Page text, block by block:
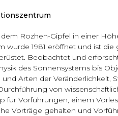
Rozhen-Gipfel in einer
1981 eröffnet und ist
Beobachtet und
des Sonnensystems bis
Arten der Veränderlichkeit,
von
für Vorführungen, einem
Vorträge gehalten und